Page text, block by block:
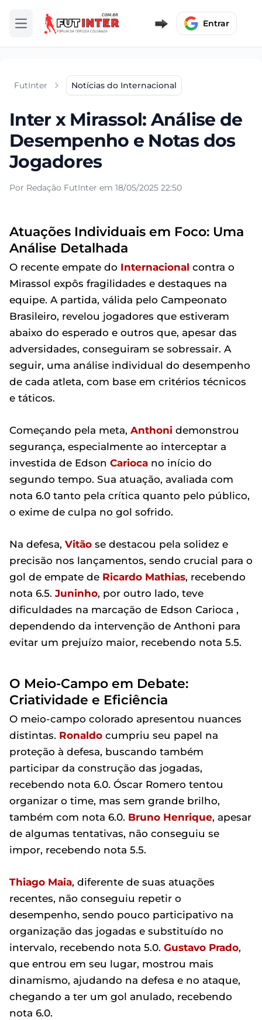
Abrir menu Entrar
FutInter Notícias do Internacional
Inter x Mirassol: Análise de
Desempenho e Notas dos
Jogadores
Por Redação FutInter em 18/05/2025 22:50
Atuações Individuais em Foco: Uma
Análise Detalhada
O recente empate do Internacional contra o
Mirassol expôs fragilidades e destaques na
equipe. A partida, válida pelo Campeonato
Brasileiro, revelou jogadores que estiveram
abaixo do esperado e outros que, apesar das
adversidades, conseguiram se sobressair. A
seguir, uma análise individual do desempenho
de cada atleta, com base em critérios técnicos
e táticos.
Começando pela meta, Anthoni demonstrou
segurança, especialmente ao interceptar a
investida de Edson Carioca no início do
segundo tempo. Sua atuação, avaliada com
nota 6.0 tanto pela crítica quanto pelo público,
o exime de culpa no gol sofrido.
Na defesa, Vitão se destacou pela solidez e
precisão nos lançamentos, sendo crucial para o
gol de empate de Ricardo Mathias, recebendo
nota 6.5. Juninho, por outro lado, teve
dificuldades na marcação de Edson Carioca ,
dependendo da intervenção de Anthoni para
evitar um prejuízo maior, recebendo nota 5.5.
O Meio-Campo em Debate:
Criatividade e Eficiência
O meio-campo colorado apresentou nuances
distintas. Ronaldo cumpriu seu papel na
proteção à defesa, buscando também
participar da construção das jogadas,
recebendo nota 6.0. Óscar Romero tentou
organizar o time, mas sem grande brilho,
também com nota 6.0. Bruno Henrique, apesar
de algumas tentativas, não conseguiu se
impor, recebendo nota 5.5.
Thiago Maia, diferente de suas atuações
recentes, não conseguiu repetir o
desempenho, sendo pouco participativo na
organização das jogadas e substituído no
intervalo, recebendo nota 5.0. Gustavo Prado,
que entrou em seu lugar, mostrou mais
dinamismo, ajudando na defesa e no ataque,
chegando a ter um gol anulado, recebendo
nota 6.0.